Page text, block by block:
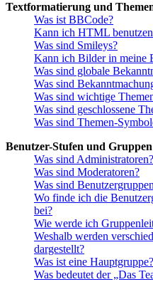
Textformatierung und
Was ist BBCode?
Kann ich HTML
Was sind Smileys?
Kann ich Bilder in meine
Was sind globale
Was sind
Was sind wichtige
Was sind geschlossene
Was sind Themen-
Benutzer-Stufen und Gruppen
Was sind Administratoren?
Was sind Moderatoren?
Was sind
Wo finde ich die
bei?
Wie werde ich
Weshalb werden
dargestellt?
Was ist eine Hauptgruppe?
Was bedeutet der „Das